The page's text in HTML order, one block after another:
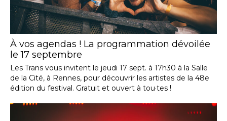
À vos agendas ! La programmation dévoilée
le 17 septembre
Les Trans vous invitent le jeudi 17 sept. à 17h30 à la Salle
de la Cité, à Rennes, pour découvrir les artistes de la 48e
édition du festival. Gratuit et ouvert à tou·tes !